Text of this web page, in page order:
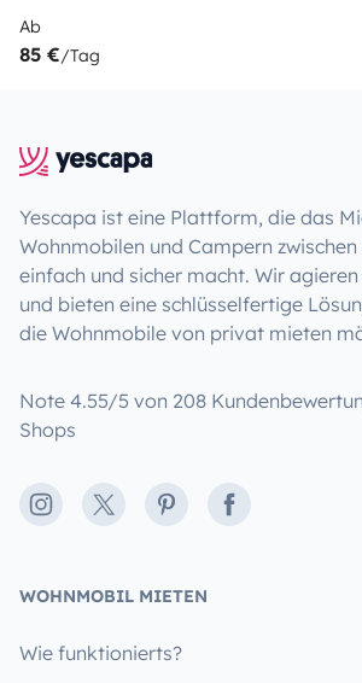
Ab
85 €/Tag
Yescapa ist eine Plattform, die das
Wohnmobilen und Campern
einfach und sicher macht. Wir
und bieten eine schlüsselfertige
die Wohnmobile von privat mieten
Note 4.55/5 von 208
Shops
Instagram
X PinterestFacebook
WOHNMOBIL MIETEN
Wie funktionierts?